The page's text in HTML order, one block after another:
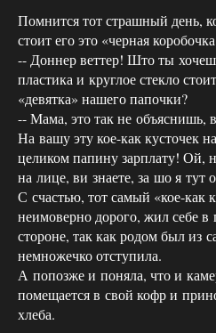
Помнится тот страшный день,
стоит его это «черная
-- Доннер веттер! Што ты
пластика и круглое стекло
«девятка» нашего папочки?
-- Мама, это так не объяснишь,
На вашу эту кое-как кусточек
целиком папину зарплату! Ой,
на лице, ви знаете, за шо я тут
С счастью, тот самый «кое-как
неимоверно дорого, жил себе
стороне, так как родом был
немножечко отступила.
А попозже и поняла, что и
помещается в свой кофр и
хлеба.